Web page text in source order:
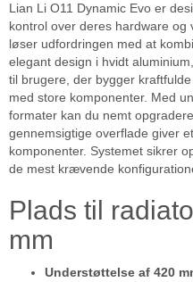
Lian Li O11 Dynamic Evo er
kontrol over deres hardware
løser udfordringen med at
elegant design i hvidt
til brugere, der bygger
med store komponenter. Med
formater kan du nemt
gennemsigtige overflade giver
komponenter. Systemet sikrer
de mest krævende
Plads til
mm
Understøttelse af 420